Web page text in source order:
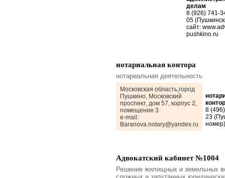
делам
8 (926) 741-
05
сайт:
pushkino.ru
нотариальная контора
нотариальная деятельность
Московская область,город
Пушкино, Московский
проспект, дом 57, корпус 2,
помещение 3
e-mail:
Baranova.notary@yandex.ru
8
23
номер)
Адвокатский кабинет №1004
Решение жилищных и земельных